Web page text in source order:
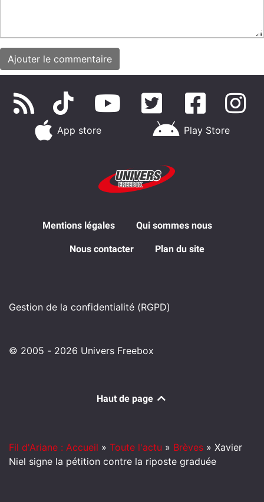
App store Play Store
Mentions légales Qui sommes nous
Nous contacter Plan du site
Gestion de la confidentialité (RGPD)
© 2005 - 2026 Univers Freebox
Haut de page
Fil d'Ariane : Accueil » Toute l'actu » Brèves » Xavier
Niel signe la pétition contre la riposte graduée